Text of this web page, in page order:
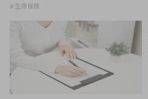
#生命保険